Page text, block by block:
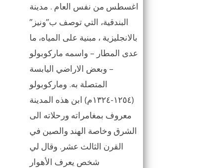
اغسطس من نفس العام . مدينة
البندقية، التي توصف ب”ونيز”
بالانجليزية ، مبنية على المياه، ما
عدى المطار – واسمه ماركوبولو
– وبعض الاراضي اليابسة
المتصلة به. وماركوبولو
(١٢٥٤-١٣٢٤م) ابن هذه المدينة
معروف بمغامراته ورحلاته الى
الشرق وخاصة الهند والصين في
القرن الثالث عشر. وقال لي
شخص يعرف الأهوار